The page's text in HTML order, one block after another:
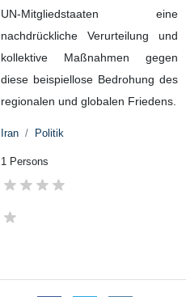
UN-Mitgliedstaaten eine
nachdrückliche Verurteilung und
kollektive Maßnahmen gegen
diese beispiellose Bedrohung des
regionalen und globalen Friedens.
Iran Politik
1 Persons